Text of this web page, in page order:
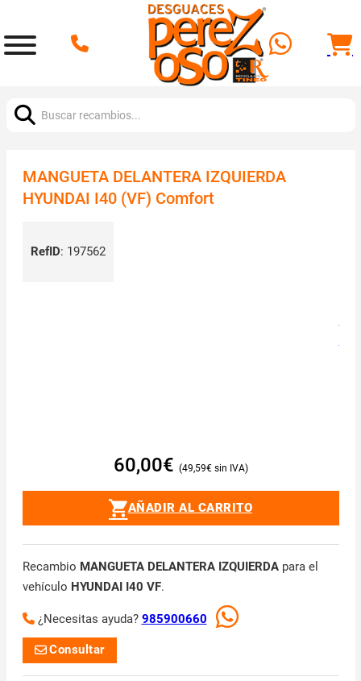
MANGUETA DELANTERA IZQUIERDA
HYUNDAI I40 (VF) Comfort
RefID: 197562
60,00€ 49,59€
AÑADIR AL CARRITO
Recambio MANGUETA DELANTERA IZQUIERDApara el
vehículo HYUNDAI I40 VF.
¿Necesitas ayuda? 985900660
Consultar